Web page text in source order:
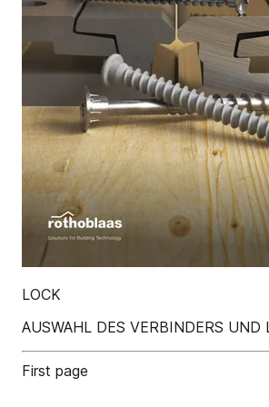
LOCK
AUSWAHL DES VERBINDERS
First page